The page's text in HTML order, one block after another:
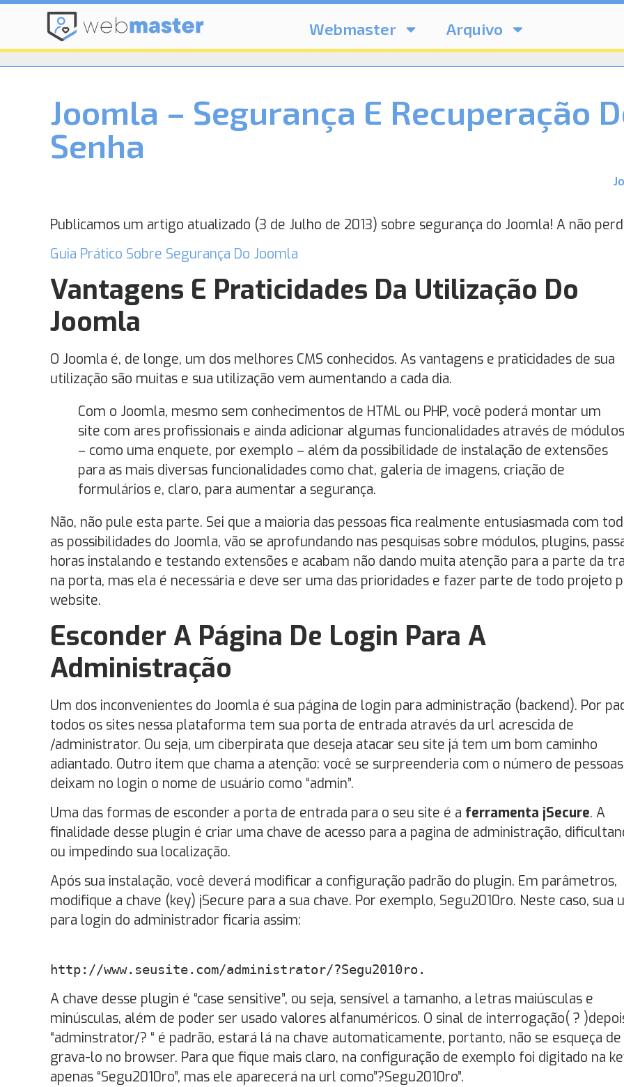
Webmaster Arquivo
Joomla – Segurança E Recuperação
Senha
Publicamos um artigo atualizado (3 de Julho de 2013) sobre segurança do Joomla! A não
Guia Prático Sobre Segurança Do Joomla
Vantagens E Praticidades Da Utilização Do
Joomla
O Joomla é, de longe, um dos melhores CMS conhecidos. As vantagens e praticidades de sua
utilização são muitas e sua utilização vem aumentando a cada dia.
Com o Joomla, mesmo sem conhecimentos de HTML ou PHP, você poderá montar um
site com ares profissionais e ainda adicionar algumas funcionalidades através de módulos
– como uma enquete, por exemplo – além da possibilidade de instalação de extensões
para as mais diversas funcionalidades como chat, galeria de imagens, criação de
formulários e, claro, para aumentar a segurança.
Não, não pule esta parte. Sei que a maioria das pessoas fica realmente entusiasmada com
as possibilidades do Joomla, vão se aprofundando nas pesquisas sobre módulos, plugins,
horas instalando e testando extensões e acabam não dando muita atenção para a parte da
na porta, mas ela é necessária e deve ser uma das prioridades e fazer parte de todo projeto
website.
Esconder A Página De Login Para A
Administração
Um dos inconvenientes do Joomla é sua página de login para administração (backend). Por
todos os sites nessa plataforma tem sua porta de entrada através da url acrescida de
/administrator. Ou seja, um ciberpirata que deseja atacar seu site já tem um bom caminho
adiantado. Outro item que chama a atenção: você se surpreenderia com o número de
deixam no login o nome de usuário como “admin”.
Uma das formas de esconder a porta de entrada para o seu site é a ferramenta jSecure. A
finalidade desse plugin é criar uma chave de acesso para a pagina de administração,
ou impedindo sua localização.
Após sua instalação, você deverá modificar a configuração padrão do plugin. Em parâmetros,
modifique a chave (key) jSecure para a sua chave. Por exemplo, Segu2010ro. Neste caso, sua
para login do administrador ficaria assim:
http://www.seusite.com/administrator/?Segu2010ro.
A chave desse plugin é “case sensitive”, ou seja, sensível a tamanho, a letras maiúsculas e
minúsculas, além de poder ser usado valores alfanuméricos. O sinal de interrogação( ?
“adminstrator/? “ é padrão, estará lá na chave automaticamente, portanto, não se esqueça de
grava-lo no browser. Para que fique mais claro, na configuração de exemplo foi digitado na
apenas “Segu2010ro”, mas ele aparecerá na url como”?Segu2010ro”.